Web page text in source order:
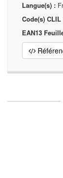
Langue(s) :
Code(s) CLIL
EAN13